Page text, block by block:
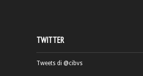
TWITTER
Tweets di @cibvs